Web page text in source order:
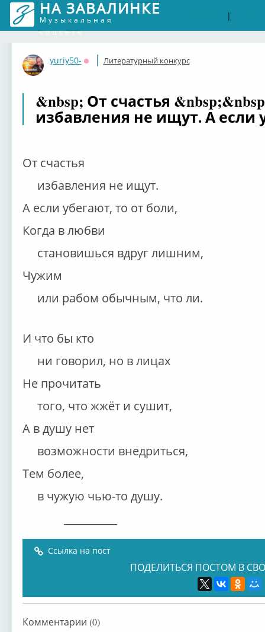
НА ЗАВАЛИНКЕ
Музыкальная
соцсеть
|
yuriy50-
Оффлайн
Литературный конкурс
&nbsp; От счастья
избавления не ищут. А если
От счастья
избавления не ищут.
А если убегают, то от боли,
Когда в любви
становишься вдруг лишним,
Чужим
или рабом обычным, что ли.
И что бы кто
ни говорил, но в лицах
Не прочитать
того, что жжёт и сушит,
А в душу нет
возможности внедриться,
Тем более,
в чужую чью-то душу.
Ссылка на пост
ПОДЕЛИТЬСЯ ПОСТОМ В
Комментарии (0)